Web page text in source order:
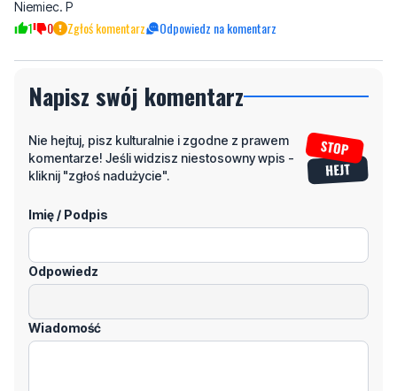
Napisz swój komentarz
komentarze! Jeśli widzisz niestosowny wpis -
kliknij "zgłoś nadużycie".
Imię / Podpis
Odpowiedz
Wiadomość